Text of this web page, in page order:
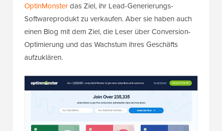
OptinMonsterdas Ziel, ihr Lead-Generierungs-
Softwareprodukt zu verkaufen. Aber sie haben auch
einen Blog mit dem Ziel, die Leser über Conversion-
Optimierung und das Wachstum ihres Geschäfts
aufzuklären.